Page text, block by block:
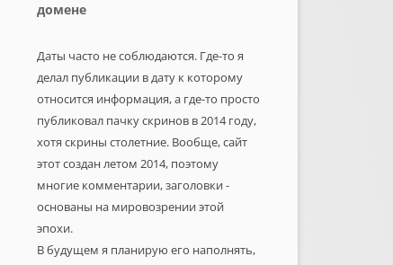
домене
Даты часто не соблюдаются. Где-то я
делал публикации в дату к которому
относится информация, а где-то просто
публиковал пачку скринов в 2014 году,
хотя скрины столетние. Вообще, сайт
этот создан летом 2014, поэтому
многие комментарии, заголовки -
основаны на мировозрении этой
эпохи.
В будущем я планирую его наполнять,